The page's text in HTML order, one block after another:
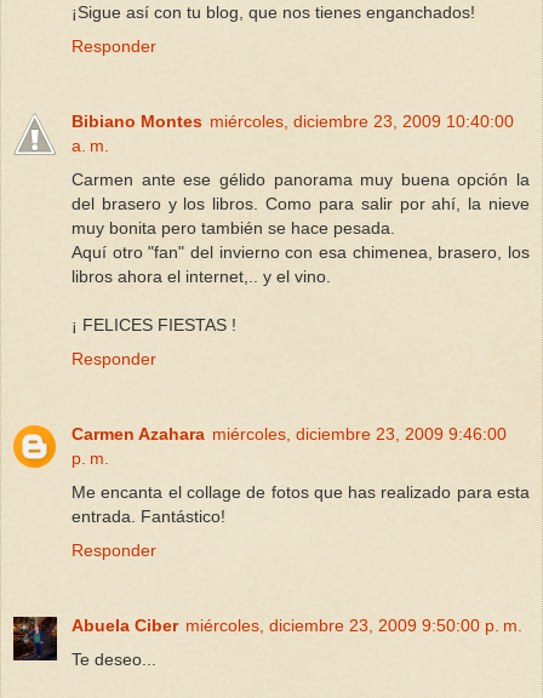
¡Sigue así con tu blog, que nos tienes enganchados!
Responder
Bibiano Montes miércoles, diciembre 23, 2009 10:40:00
a. m.
Carmen ante ese gélido panorama muy buena opción la
del brasero y los libros. Como para salir por ahí, la nieve
muy bonita pero también se hace pesada.
Aquí otro "fan" del invierno con esa chimenea, brasero, los
libros ahora el internet,.. y el vino.
¡ FELICES FIESTAS !
Responder
Carmen Azahara miércoles, diciembre 23, 2009 9:46:00
p. m.
Me encanta el collage de fotos que has realizado para esta
entrada. Fantástico!
Responder
Abuela Ciber miércoles, diciembre 23, 2009 9:50:00 p. m.
Te deseo...